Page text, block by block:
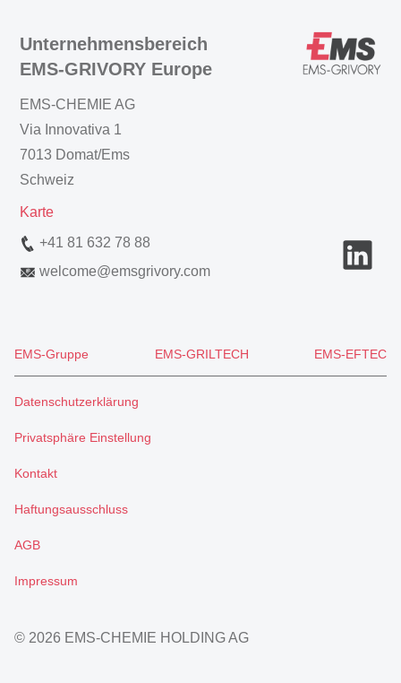
Unternehmensbereich
EMS-GRIVORY Europe
EMS-CHEMIE AG
Via Innovativa 1
7013 Domat/Ems
Schweiz
Karte
+41 81 632 78 88
welcome@emsgrivory.com
EMS-Gruppe EMS-GRILTECH EMS-EFTEC
Datenschutzerklärung
Privatsphäre Einstellung
Kontakt
Haftungsausschluss
AGB
Impressum
© 2026 EMS-CHEMIE HOLDING AG